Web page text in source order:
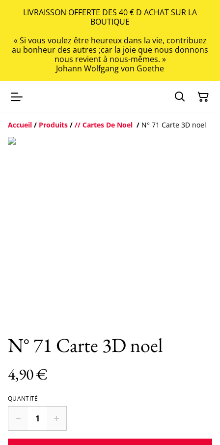
LIVRAISSON OFFERTE DES 40 € D ACHAT SUR LA
BOUTIQUE
« Si vous voulez être heureux dans la vie, contribuez
au bonheur des autres ;car la joie que nous donnons
nous revient à nous-mêmes. »
Johann Wolfgang von Goethe
Accueil / Produits / // Cartes De Noel / N° 71 Carte 3D noel
N° 71 Carte 3D noel
4,90 €
QUANTITÉ